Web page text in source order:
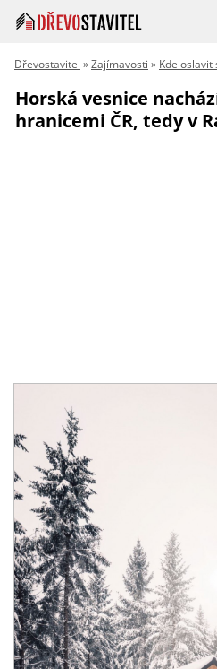
Dřevostavitel »Zajímavosti » Kde oslavit
Horská vesnice
hranicemi ČR, tedy v